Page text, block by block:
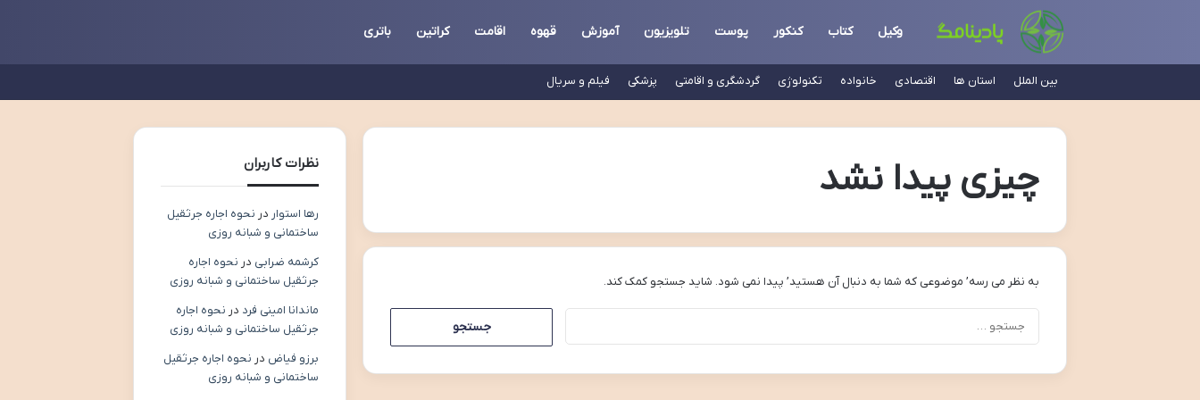
وکیل کتاب کنکور پوست تلویزیون آموزش قهوه اقامت کراتین باتری
بین الملل استان ها اقتصادی خانواده تکنولوژی گردشگری و اقامتی پزشکی فیلم و سریال
چیزی پیدا نشد
به نظر می رسه’ موضوعی که شما به دنبال آن هستید’ پیدا نمی شود. شاید جستجو کمک کند.
نظرات کاربران
رها استوار در نحوه اجاره جرثقیل
ساختمانی و شبانه روزی
کرشمه ضرابی در نحوه اجاره
جرثقیل ساختمانی و شبانه روزی
ماندانا امینی فرد در نحوه اجاره
جرثقیل ساختمانی و شبانه روزی
برزو فیاض در نحوه اجاره جرثقیل
ساختمانی و شبانه روزی